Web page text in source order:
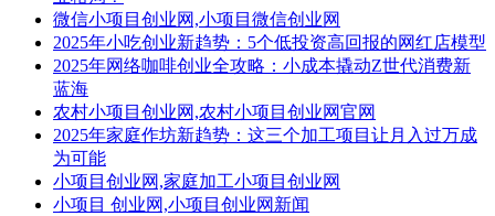
微信小项目创业网,小项目微信创业网
2025年小吃创业新趋势：5个低投资高回报的网红店模型
2025年网络咖啡创业全攻略：小成本撬动Z世代消费新
蓝海
农村小项目创业网,农村小项目创业网官网
2025年家庭作坊新趋势：这三个加工项目让月入过万成
为可能
小项目创业网,家庭加工小项目创业网
小项目 创业网,小项目创业网新闻